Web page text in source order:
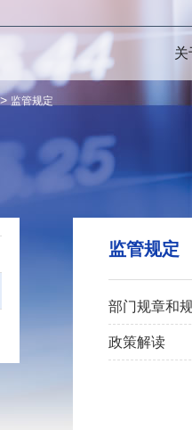
关
监管规定
监管规定
部门规章和
政策解读